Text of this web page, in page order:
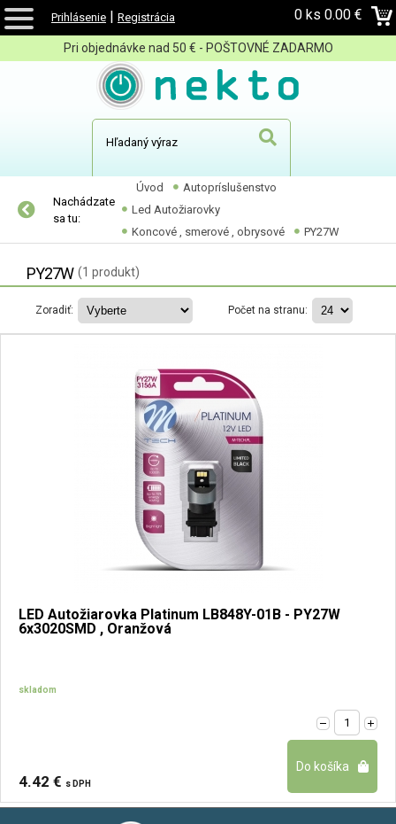
Prihlásenie | Registrácia 0 ks 0.00 €
Pri objednávke nad 50 € - POŠTOVNÉ ZADARMO
Nachádzate
sa tu:
Úvod
Autopríslušenstvo
Led Autožiarovky
Koncové , smerové , obrysové
PY27W
PY27W (1 produkt)
Zoradiť: Počet na stranu:
LED Autožiarovka Platinum LB848Y-01B - PY27W
6x3020SMD , Oranžová
skladom
4.42 € s DPH